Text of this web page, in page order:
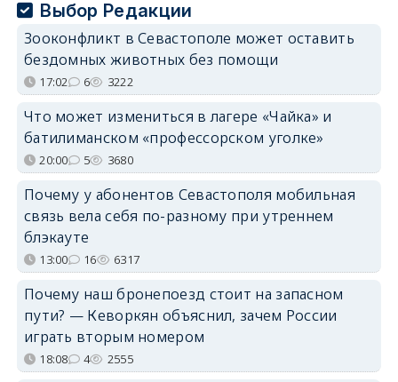
Выбор Редакции
Зооконфликт в Севастополе может оставить
бездомных животных без помощи
17:02 6 3222
Что может измениться в лагере «Чайка» и
батилиманском «профессорском уголке»
20:00 5 3680
Почему у абонентов Севастополя мобильная
связь вела себя по-разному при утреннем
блэкауте
13:00 16 6317
Почему наш бронепоезд стоит на запасном
пути? — Кеворкян объяснил, зачем России
играть вторым номером
18:08 4 2555